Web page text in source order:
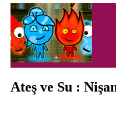
Ateş ve Su :